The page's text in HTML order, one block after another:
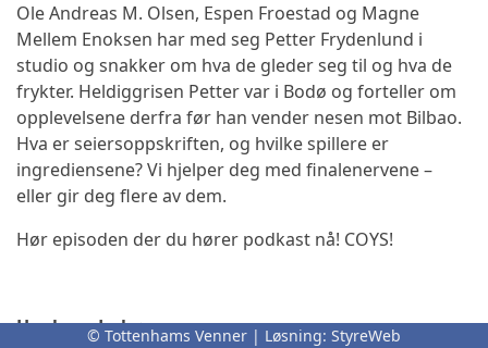
Ole Andreas M. Olsen, Espen Froestad og Magne
Mellem Enoksen har med seg Petter Frydenlund i
studio og snakker om hva de gleder seg til og hva de
frykter. Heldiggrisen Petter var i Bodø og forteller om
opplevelsene derfra før han vender nesen mot Bilbao.
Hva er seiersoppskriften, og hvilke spillere er
ingrediensene? Vi hjelper deg med finalenervene –
eller gir deg flere av dem.
Hør episoden der du hører podkast nå! COYS!
Her kan du høre oss
© Tottenhams Venner | Løsning: StyreWeb